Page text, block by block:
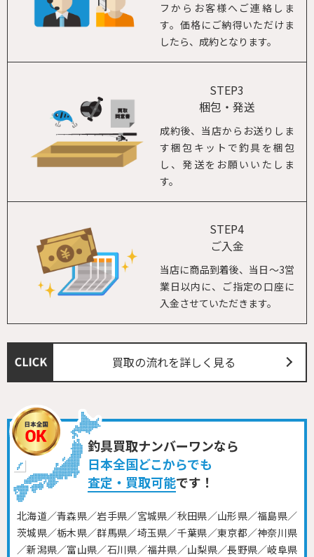
フからお客様へご連絡しま
す。価格にご納得いただけま
したら、成約となります。
STEP3
梱包・発送
成約後、当店からお送りしま
す梱包キットで釣具を梱包
し、発送をお願いいたしま
す。
STEP4
ご入金
当店に商品到着後、当日～3営
業日以内に、ご指定の口座に
入金させていただきます。
買取の流れを詳しく見る
釣具買取ナンバーワンなら
日本全国どこからでも
査定・買取可能です！
北海道／青森県／岩手県／宮城県／秋田県／山形県／福島県／
茨城県／栃木県／群馬県／埼玉県／千葉県／東京都／神奈川県
／新潟県／富山県／石川県／福井県／山梨県／長野県／岐阜県